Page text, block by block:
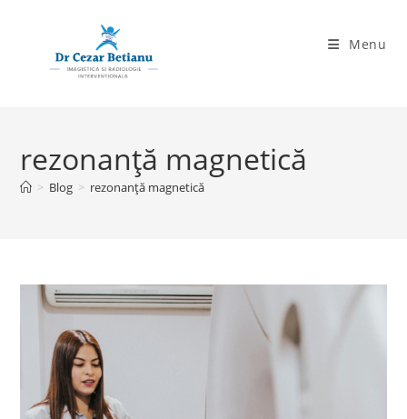
Menu
rezonanță magnetică
> Blog > rezonanță magnetică